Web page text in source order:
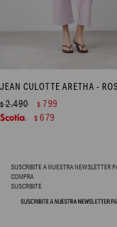
$2.490 $ 799
$ 679
SUSCRIBITE A NUESTRA NEWSLETTER
COMPRA
SUSCRIBITE